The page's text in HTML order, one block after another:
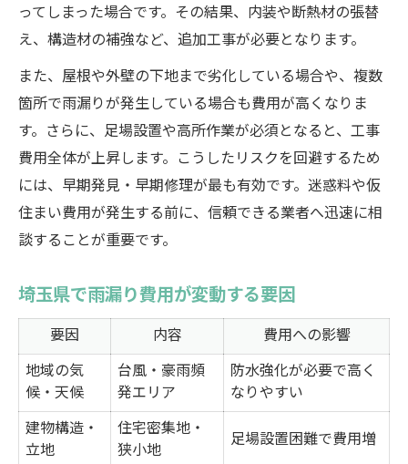
ってしまった場合です。その結果、内装や断熱材の張替
え、構造材の補強など、追加工事が必要となります。
また、屋根や外壁の下地まで劣化している場合や、複数
箇所で雨漏りが発生している場合も費用が高くなりま
す。さらに、足場設置や高所作業が必須となると、工事
費用全体が上昇します。こうしたリスクを回避するため
には、早期発見・早期修理が最も有効です。迷惑料や仮
住まい費用が発生する前に、信頼できる業者へ迅速に相
談することが重要です。
埼玉県で雨漏り費用が変動する要因
要因 内容
費用への影響
地域の気
候・天候
台風・豪雨頻
発エリア
防水強化が必要で高く
なりやすい
建物構造・
立地
住宅密集地・
狭小地
足場設置困難で費用増